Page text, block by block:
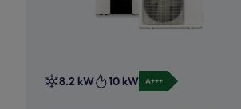
8.2 kW 10 kW A+++